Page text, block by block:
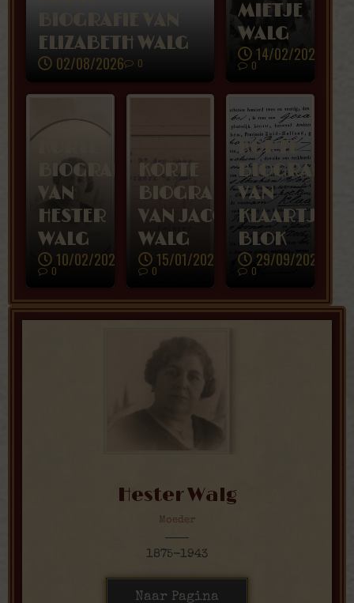
BIOGRAFIE VAN
ELIZABETH WALG
02/08/2026 0
MIETJE
WALG
14/02/2026
0
BIOGRAFIE
VAN
HESTER
WALG
10/02/2026
0
KORTE
BIOGRAFIE
VAN JACOB
WALG
15/01/2026
0
KORTE
BIOGRAFIE
VAN
KLAARTJE
BLOK
29/09/2025
0
Hester Walg
Moeder
1875-1943
Naar Pagina